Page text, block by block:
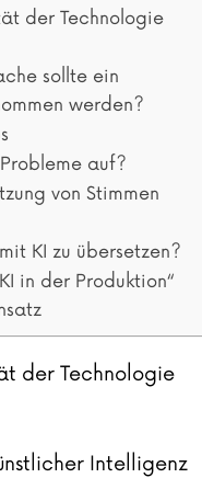
der Technologie
sollte ein
werden?
auf?
von Stimmen
KI zu übersetzen?
in der Produktion“
der Technologie
Intelligenz